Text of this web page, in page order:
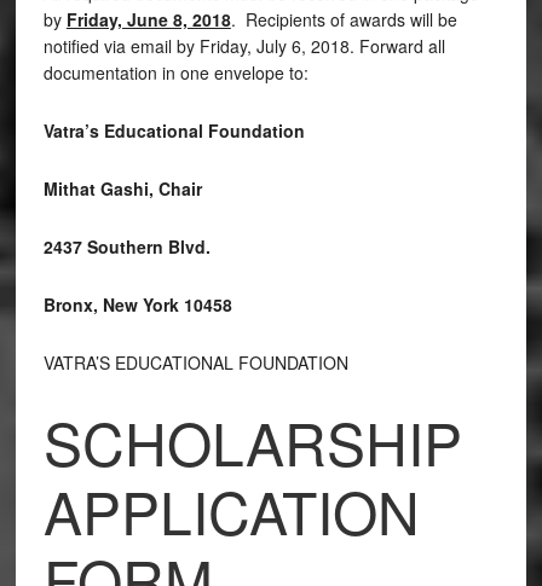
by Friday, June 8, 2018. Recipients of awards will be
notified via email by Friday, July 6, 2018. Forward all
documentation in one envelope to:
Vatra’s Educational Foundation
Mithat Gashi, Chair
2437 Southern Blvd.
Bronx, New York 10458
VATRA’S EDUCATIONAL FOUNDATION
SCHOLARSHIP
APPLICATION